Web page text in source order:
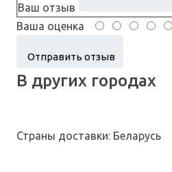
Ваш отзыв
Ваша оценка
В других городах
Страны доставки: Беларусь